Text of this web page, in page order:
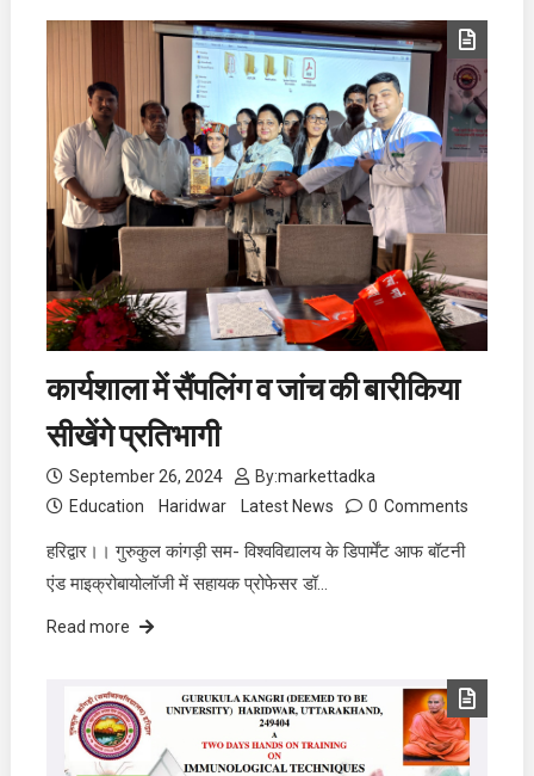
कार्यशाला में सैंपलिंग व जांच की बारीकिया
सीखेंगे प्रतिभागी
September 26, 2024 By:markettadka
Education
Haridwar Latest News 0 Comments
हरिद्वार।। गुरुकुल कांगड़ी सम- विश्वविद्यालय के डिपार्मेंट आफ बॉटनी
एंड माइक्रोबायोलॉजी में सहायक प्रोफेसर डॉ…
Read more